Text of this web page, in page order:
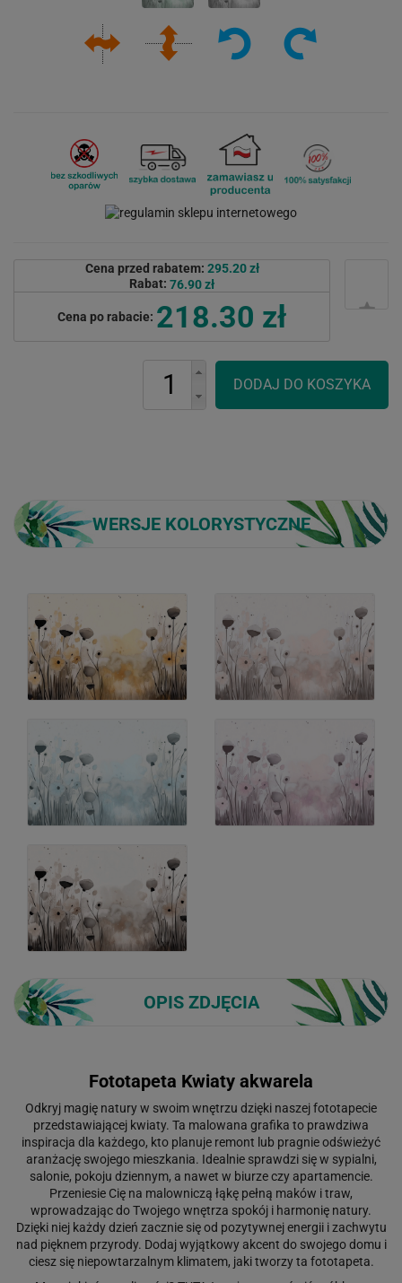
Cena przed rabatem: 295.20 zł
Rabat: 76.90 zł
Cena po rabacie: 218.30 zł
WERSJE KOLORYSTYCZNE
OPIS ZDJĘCIA
Fototapeta Kwiaty akwarela
Odkryj magię natury w swoim wnętrzu dzięki naszej fototapecie
przedstawiającej kwiaty. Ta malowana grafika to prawdziwa
inspiracja dla każdego, kto planuje remont lub pragnie odświeżyć
aranżację swojego mieszkania. Idealnie sprawdzi się w sypialni,
salonie, pokoju dziennym, a nawet w biurze czy apartamencie.
Przeniesie Cię na malowniczą łąkę pełną maków i traw,
wprowadzając do Twojego wnętrza spokój i harmonię natury.
Dzięki niej każdy dzień zacznie się od pozytywnej energii i zachwytu
nad pięknem przyrody. Dodaj wyjątkowy akcent do swojego domu i
ciesz się niepowtarzalnym klimatem, jaki tworzy ta fototapeta.